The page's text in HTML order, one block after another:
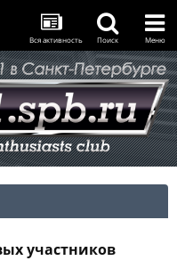
Вся активность Поиск Меню
участников